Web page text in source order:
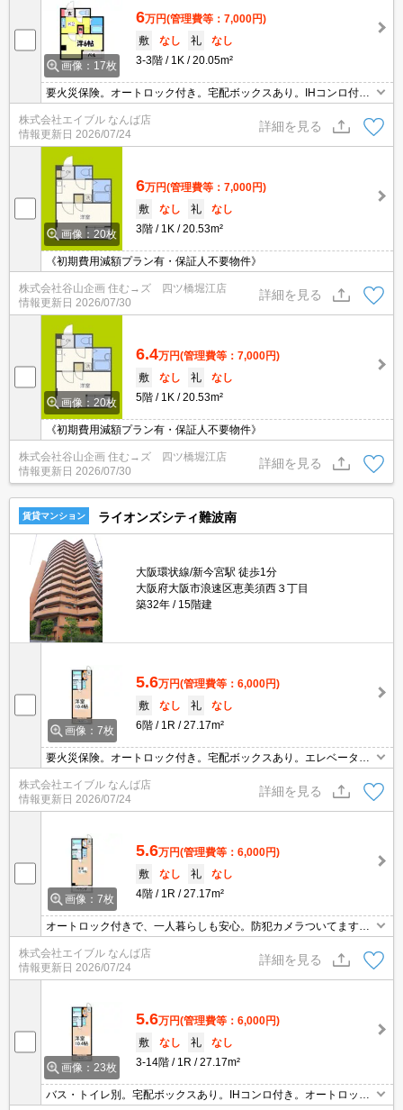
画像：17枚
6万円(管理費等：7,000円)
敷
なし 礼
なし
3-3階
1K 20.05m²
要火災保険。オートロック付き。宅配ボックスあり。IHコンロ付
き。防犯カメラついてます。インターネット無料。駅近くでラクラ
ク便利。退去時、ルームクリーニング料金27,500円。
株式会社エイブル なんば店
情報更新日 2026/07/24
詳細を見る
画像：20枚
6万円(管理費等：7,000円)
敷
なし 礼
なし
3階
1K 20.53m²
《初期費用減額プラン有・保証人不要物件》
株式会社谷山企画 住む→ズ 四ツ橋堀江店
情報更新日 2026/07/30
詳細を見る
画像：20枚
6.4万円(管理費等：7,000円)
敷
なし 礼
なし
5階
1K 20.53m²
《初期費用減額プラン有・保証人不要物件》
株式会社谷山企画 住む→ズ 四ツ橋堀江店
情報更新日 2026/07/30
詳細を見る
賃貸マンション ライオンズシティ難波南
大阪環状線/新今宮駅 徒歩1分
大阪府大阪市浪速区恵美須西３丁目
築32年
15階建
画像：7枚
5.6万円(管理費等：6,000円)
敷
なし 礼
なし
6階
1R 27.17m²
要火災保険。オートロック付き。宅配ボックスあり。エレベーター
あり。IHコンロ付き。室内洗濯機置場。エアコン付き。TVインター
ホン付き。駅近くでラクラク便利。退室時清掃料22,000円。
株式会社エイブル なんば店
情報更新日 2026/07/24
詳細を見る
画像：7枚
5.6万円(管理費等：6,000円)
敷
なし 礼
なし
4階
1R 27.17m²
オートロック付きで、一人暮らしも安心。防犯カメラついてます。
エレベーターあり。エアコン付き。TVインターホン付き。バス・ト
イレ別。退去時、ルームクリーニング料金22,000円。駅近くでラク
ラク便利。
株式会社エイブル なんば店
情報更新日 2026/07/24
詳細を見る
画像：23枚
5.6万円(管理費等：6,000円)
敷
なし 礼
なし
3-14階
1R 27.17m²
バス・トイレ別。宅配ボックスあり。IHコンロ付き。オートロック